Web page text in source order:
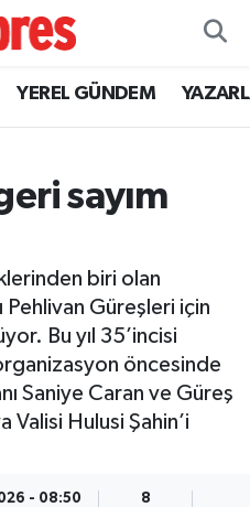
YEREL GÜNDEM
sayım
biri olan
Pehlivan Güreşleri için
Bu yıl 35’incisi
öncesinde
Saniye Caran ve Güreş
Valisi Hulusi Şahin’i
- 08:50 8
ve Fikstür